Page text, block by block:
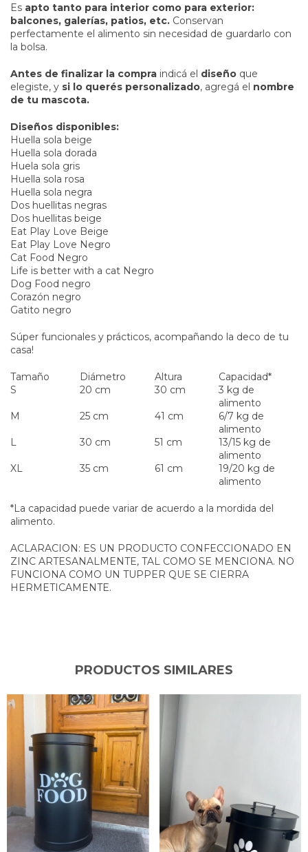
Es apto tanto para interior como para exterior:
balcones, galerías, patios, etc. Conservan
perfectamente el alimento sin necesidad de guardarlo con
la bolsa.
Antes de finalizar la compra indicá el diseño que
elegiste, y si lo querés personalizado, agregá el nombre
de tu mascota.
Diseños disponibles:
Huella sola beige
Huella sola dorada
Huela sola gris
Huella sola rosa
Huella sola negra
Dos huellitas negras
Dos huellitas beige
Eat Play Love Beige
Eat Play Love Negro
Cat Food Negro
Life is better with a cat Negro
Dog Food negro
Corazón negro
Gatito negro
Súper funcionales y prácticos, acompañando la deco de tu
casa!
Tamaño Diámetro Altura
Capacidad*
S
20 cm 30 cm
3 kg de
alimento
M
25 cm 41 cm
6/7 kg de
alimento
L
30 cm 51 cm
13/15 kg de
alimento
XL
35 cm 61 cm
19/20 kg de
alimento
*La capacidad puede variar de acuerdo a la mordida del
alimento.
ACLARACION: ES UN PRODUCTO CONFECCIONADO EN
ZINC ARTESANALMENTE, TAL COMO SE MENCIONA. NO
FUNCIONA COMO UN TUPPER QUE SE CIERRA
HERMETICAMENTE.
PRODUCTOS SIMILARES